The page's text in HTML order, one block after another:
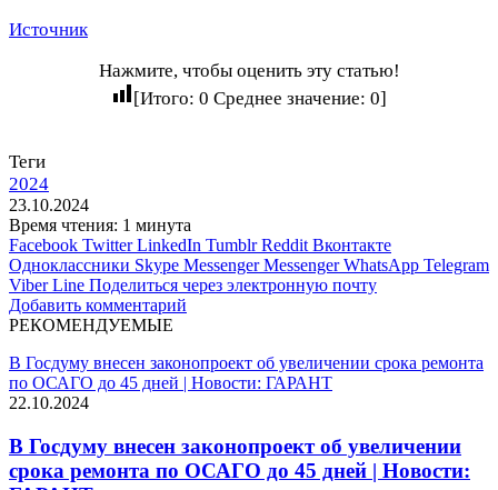
Источник
Нажмите, чтобы оценить эту статью!
[Итого: 0 Среднее значение: 0]
Теги
2024
23.10.2024
Время чтения: 1 минута
Facebook Twitter LinkedIn Tumblr Reddit Вконтакте
Одноклассники Skype Messenger Messenger WhatsApp Telegram
Viber Line Поделиться через электронную почту
Добавить комментарий
РЕКОМЕНДУЕМЫЕ
В Госдуму внесен законопроект об увеличении срока ремонта
по ОСАГО до 45 дней | Новости: ГАРАНТ
22.10.2024
В Госдуму внесен законопроект об увеличении
срока ремонта по ОСАГО до 45 дней | Новости: